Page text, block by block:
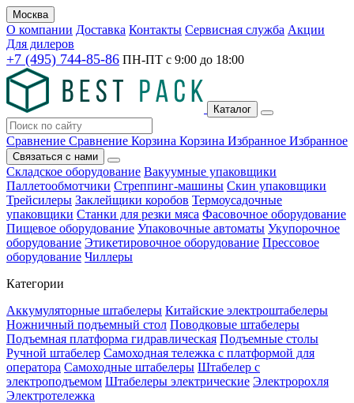
Москва
О компании Доставка Контакты Сервисная служба Акции
Для дилеров
+7 (495) 744-85-86 ПН-ПТ с 9:00 до 18:00
Каталог
Сравнение Сравнение Корзина Корзина Избранное Избранное
Связаться с нами
Складское оборудование Вакуумные упаковщики
Паллетообмотчики Стреппинг-машины Скин упаковщики
Трейсилеры Заклейщики коробов Термоусадочные
упаковщики Станки для резки мяса Фасовочное оборудование
Пищевое оборудование Упаковочные автоматы Укупорочное
оборудование Этикетировочное оборудование Прессовое
оборудование Чиллеры
Категории
Аккумуляторные штабелеры Китайские электроштабелеры
Ножничный подъемный стол Поводковые штабелеры
Подъемная платформа гидравлическая Подъемные столы
Ручной штабелер Самоходная тележка с платформой для
оператора Самоходные штабелеры Штабелер с
электроподъемом Штабелеры электрические Электророхля
Электротележка